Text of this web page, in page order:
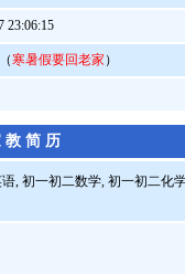
23:06:15
寒暑假要回老家 ）
教 简 历
初一初二数学, 初一初二化